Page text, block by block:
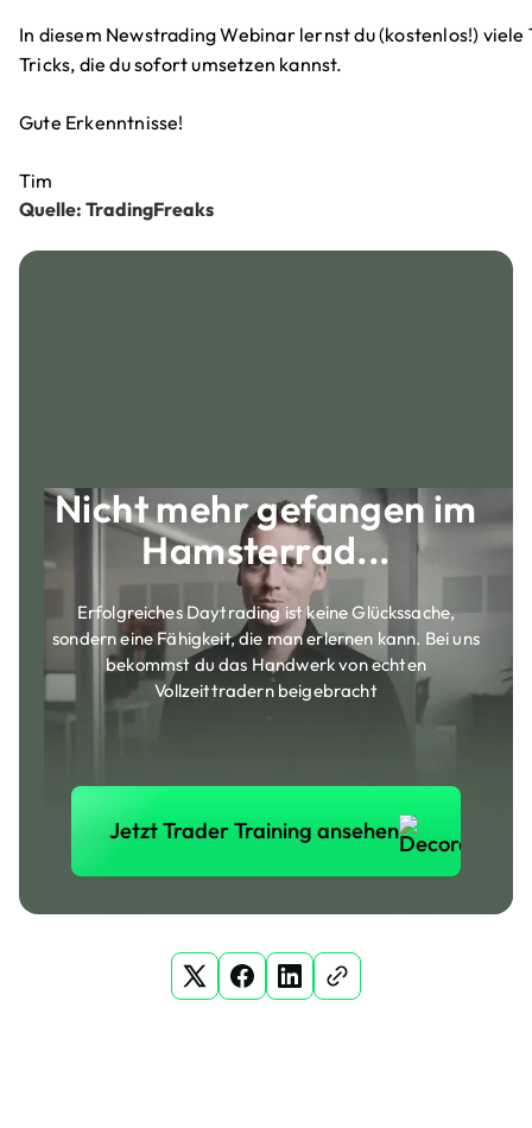
In diesem Newstrading Webinar lernst du (kostenlos!) viele
Tricks, die du sofort umsetzen kannst.
Gute Erkenntnisse!
Tim
Quelle: TradingFreaks
Nicht mehr gefangen im
Hamsterrad...
Erfolgreiches Daytrading ist keine Glückssache,
sondern eine Fähigkeit, die man erlernen kann. Bei uns
bekommst du das Handwerk von echten
Vollzeittradern beigebracht
Jetzt Trader Training ansehen
Jetzt Trader Training